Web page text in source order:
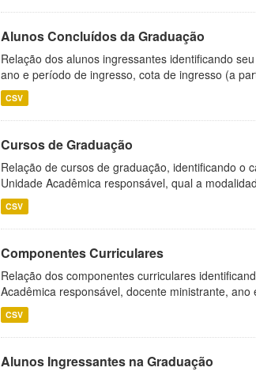
Alunos Concluídos da Graduação
Relação dos alunos ingressantes identificando
ano e período de ingresso, cota de ingresso (a
CSV
Cursos de Graduação
Relação de cursos de graduação, identificando o
Unidade Acadêmica responsável, qual a
CSV
Componentes Curriculares
Relação dos componentes curriculares
Acadêmica responsável, docente ministrante, ano
CSV
Alunos Ingressantes na Graduação